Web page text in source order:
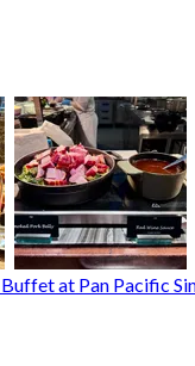
at Pan Pacific